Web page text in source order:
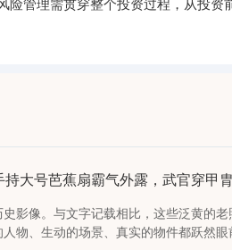
大号芭蕉扇霸气外露，武官穿甲
影像。与文字记载相比，这些泛黄的
物、生动的场景、真实的物件都跃然